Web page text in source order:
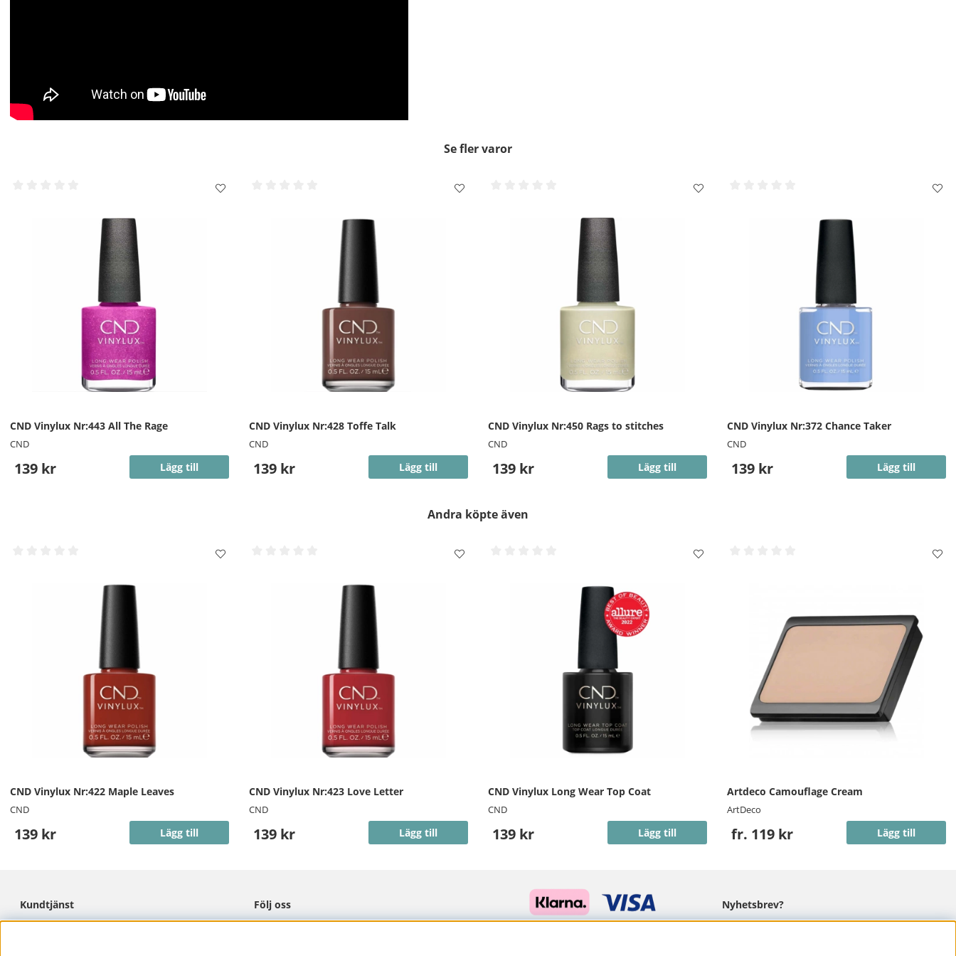
Se fler varor
CND Vinylux Nr:443 All The Rage
CND
139 kr Lägg till
CND Vinylux Nr:428 Toffe Talk
CND
139 kr Lägg till
CND Vinylux Nr:450 Rags to stitches
CND
139 kr Lägg till
CND Vinylux Nr:372 Chance Taker
CND
139 kr Lägg till
Andra köpte även
CND Vinylux Nr:422 Maple Leaves
CND
139 kr Lägg till
CND Vinylux Nr:423 Love Letter
CND
139 kr Lägg till
CND Vinylux Long Wear Top Coat
CND
139 kr Lägg till
Artdeco Camouflage Cream
ArtDeco
fr. 119 kr Lägg till
Kundtjänst Följ oss
Nyhetsbrev?